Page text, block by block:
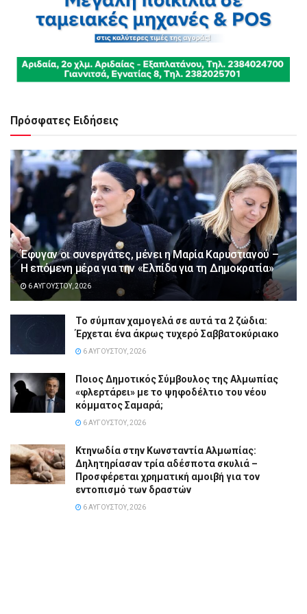
Πρόσφατες Ειδήσεις
Έφυγαν οι συνεργάτες, μένει η Μαρία Καρυστιανού –
Η επόμενη μέρα για την «Ελπίδα για τη Δημοκρατία»
6 ΑΥΓΟΎΣΤΟΥ, 2026
Το σύμπαν χαμογελά σε αυτά τα 2 ζώδια:
Έρχεται ένα άκρως τυχερό Σαββατοκύριακο
6 ΑΥΓΟΎΣΤΟΥ, 2026
Ποιος Δημοτικός Σύμβουλος της Αλμωπίας
«φλερτάρει» με το ψηφοδέλτιο του νέου
κόμματος Σαμαρά;
6 ΑΥΓΟΎΣΤΟΥ, 2026
Κτηνωδία στην Κωνσταντία Αλμωπίας:
Δηλητηρίασαν τρία αδέσποτα σκυλιά –
Προσφέρεται χρηματική αμοιβή για τον
εντοπισμό των δραστών
6 ΑΥΓΟΎΣΤΟΥ, 2026